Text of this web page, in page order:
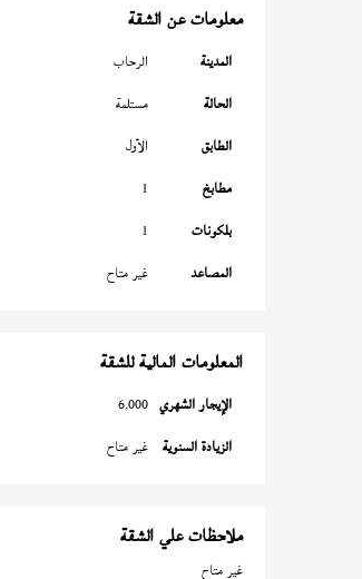
معلومات عن الشقة
المدينة الرحاب
الحالة
مستلمة
الطابق
الأول
مطابخ
1
بلكونات
1
المصاعد
غير متاح
المعلومات المالية للشقة
الإيجار الشهري 6,000
الزيادة السنوية غير متاح
ملاحظات علي الشقة
غير متاح